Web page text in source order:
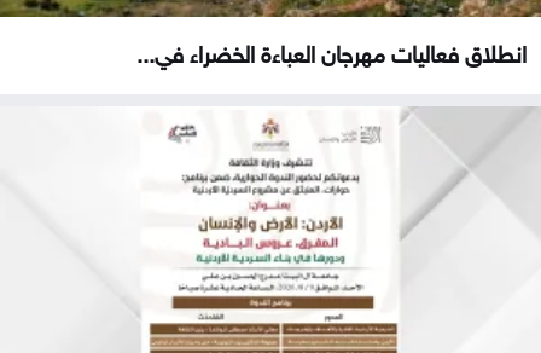
انطلاق فعاليات مهرجان العباءة الخضراء في...